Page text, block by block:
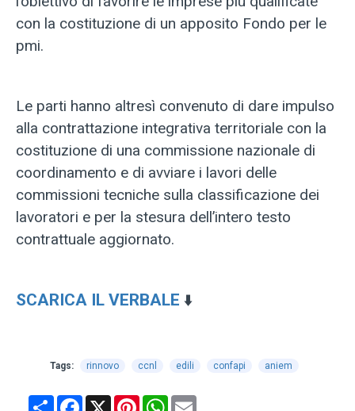
con la costituzione di un apposito Fondo per le
pmi.
Le parti hanno altresì convenuto di dare impulso
alla contrattazione integrativa territoriale con la
costituzione di una commissione nazionale di
coordinamento e di avviare i lavori delle
commissioni tecniche sulla classificazione dei
lavoratori e per la stesura dell’intero testo
contrattuale aggiornato.
SCARICA IL VERBALE ⬇️
Tags: rinnovo ccnl edili confapi aniem
ShareFacebook
X PinterestWhatsApp